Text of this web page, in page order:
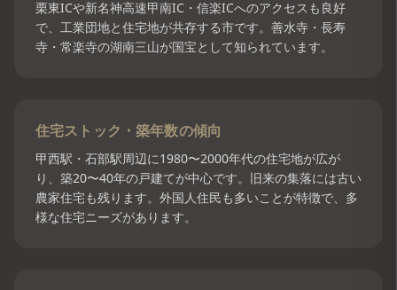
栗東ICや新名神高速甲南IC・信楽ICへのアクセスも良好
で、工業団地と住宅地が共存する市です。善水寺・長寿
寺・常楽寺の湖南三山が国宝として知られています。
住宅ストック・築年数の傾向
甲西駅・石部駅周辺に1980〜2000年代の住宅地が広が
り、築20〜40年の戸建てが中心です。旧来の集落には古い
農家住宅も残ります。外国人住民も多いことが特徴で、多
様な住宅ニーズがあります。